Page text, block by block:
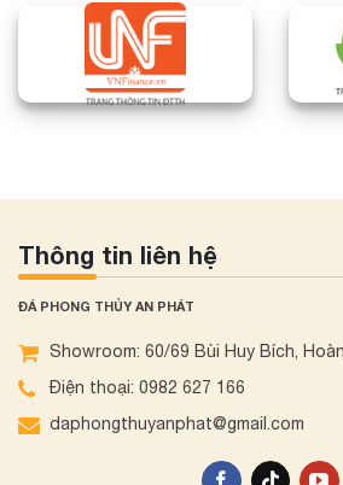
Thông tin liên hệ
ĐÁ PHONG THỦY AN PHÁT
Showroom: 60/69 Bùi Huy Bích,
Điện thoại: 0982 627 166
daphongthuyanphat@gmail.com